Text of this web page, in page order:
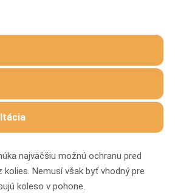
najväčšiu možnú ochranu pred
Nemusí však byť vhodný pre
koleso v pohone.